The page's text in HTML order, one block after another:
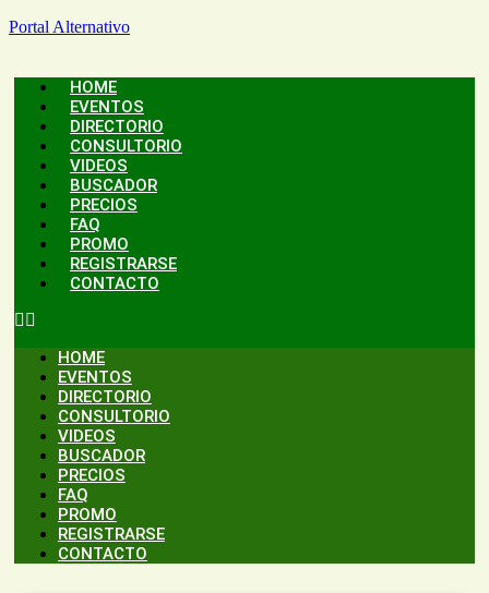
Portal Alternativo
HOME
EVENTOS
DIRECTORIO
CONSULTORIO
VIDEOS
BUSCADOR
PRECIOS
FAQ
PROMO
REGISTRARSE
CONTACTO
HOME
EVENTOS
DIRECTORIO
CONSULTORIO
VIDEOS
BUSCADOR
PRECIOS
FAQ
PROMO
REGISTRARSE
CONTACTO